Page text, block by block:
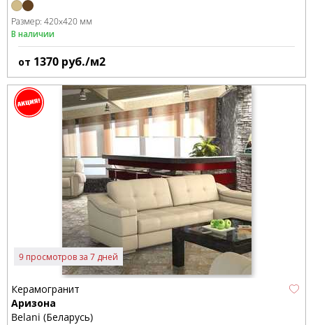
Размер: 420x420 мм
В наличии
от 1370 руб./м2
9 просмотров за 7 дней
Керамогранит
Аризона
Belani (Беларусь)